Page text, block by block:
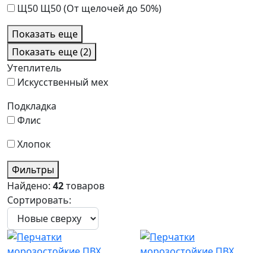
Щ50 Щ50 (От щелочей до 50%)
Показать еще
Показать еще (2)
Утеплитель
Искусственный мех
Подкладка
Флис
Хлопок
Фильтры
Найдено: 42товаров
Сортировать: